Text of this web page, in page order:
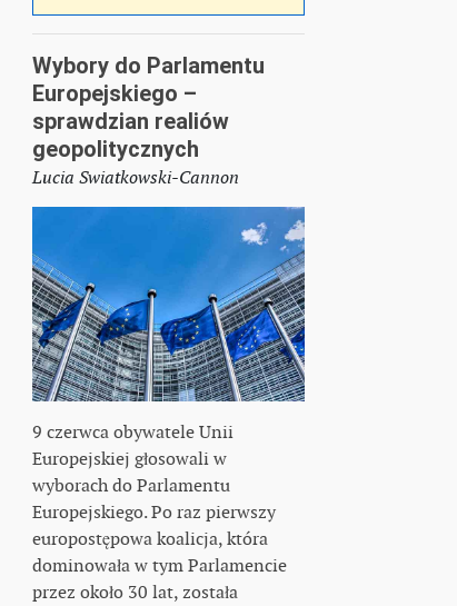
Wybory do Parlamentu
Europejskiego –
sprawdzian realiów
geopolitycznych
Lucia Swiatkowski-Cannon
9 czerwca obywatele Unii
Europejskiej głosowali w
wyborach do Parlamentu
Europejskiego. Po raz pierwszy
europostępowa koalicja, która
dominowała w tym Parlamencie
przez około 30 lat, została